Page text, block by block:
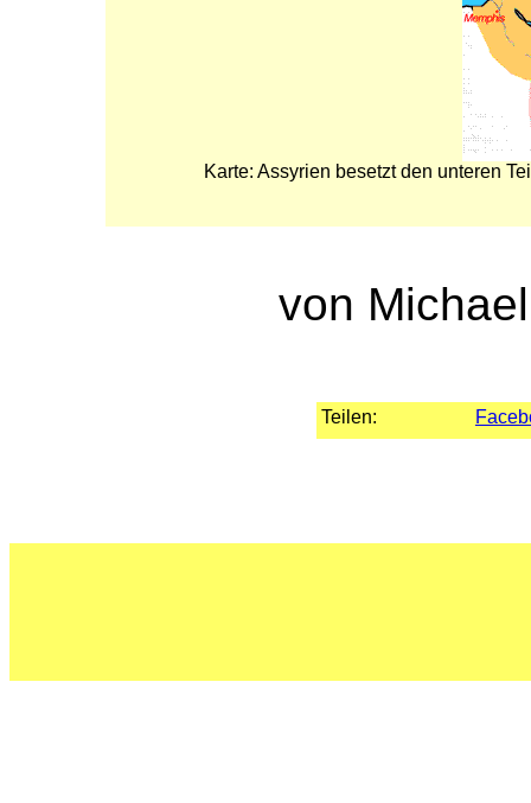
Karte: Assyrien besetzt den unteren
von
Teilen: